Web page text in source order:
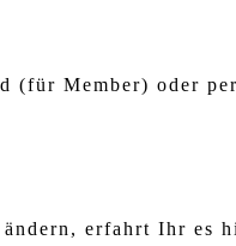
(für Member) oder per
erfahrt Ihr es